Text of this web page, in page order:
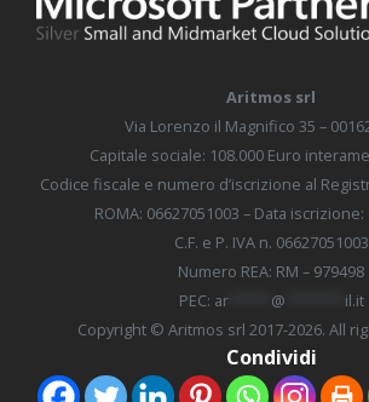
Aritmos srl
Via Lorenzo il Magnifico 35 –
Capitale sociale: 108.000 Euro
​Codice fiscale e numero d’iscrizione al
ROMA: 06627051003 – Data
C.F. e P. IVA n. 06627051003
Numero REA: ​RM – 979498​
PEC: ar***** @
il.it
Copyright © Aritmos srl 2017-2026. All
Condividi